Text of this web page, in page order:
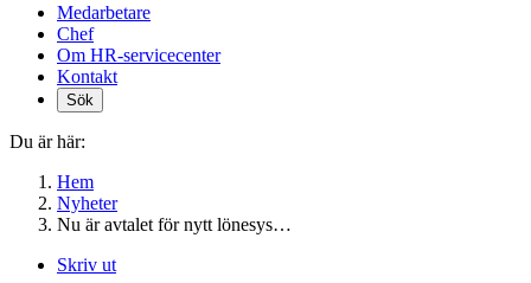
Medarbetare
Chef
Om HR-servicecenter
Kontakt
Sök
Du är här:
Hem
Nyheter
Nu är avtalet för nytt lönesys…
Skriv ut